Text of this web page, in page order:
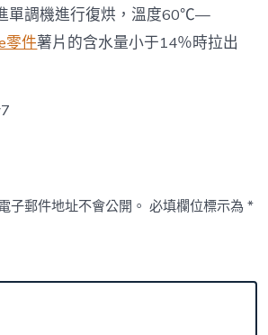
單調機進行復烘，溫度60℃—
零件薯片的含水量小于14％時拉出
子郵件地址不會公開。 必填欄位標示為*